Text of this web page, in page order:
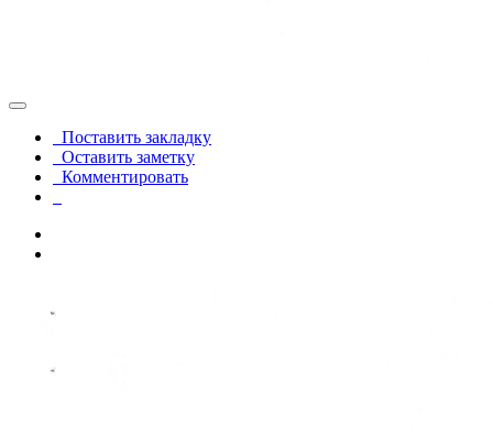
Поставить закладку
Оставить заметку
Комментировать